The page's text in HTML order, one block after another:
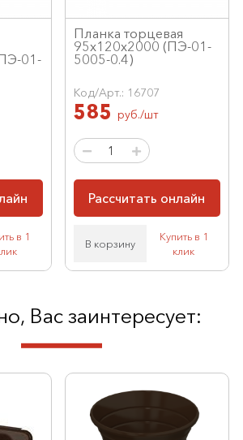
01-
в 1
Планка торцевая
95х120х2000 (ПЭ-01-
5005-0.4)
Код/Арт.: 16707
585 руб./шт
Рассчитать онлайн
В корзину
Купить в 1
клик
Вас заинтересует: